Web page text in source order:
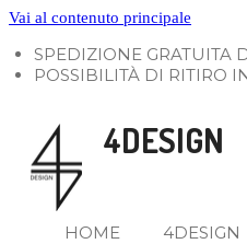
Vai al contenuto principale
SPEDIZIONE GRATUITA
POSSIBILITÀ DI RITIRO
4DESIGN
HOME 4DESIGN